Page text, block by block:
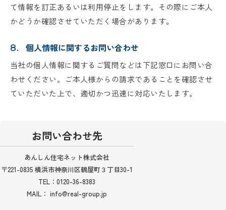
て情報を訂正あるいは利用停止をします。その際にご本人
かどうか確認させていただく場合があります。
8. 個人情報に関するお問い合わせ
当社の個人情報に関するご質問などは下記窓口にお問い合
わせください。ご本人様からの請求であることを確認させ
ていただいた上で、適切かつ迅速に対応いたします。
お問い合わせ先
あんしん住宅ネット株式会社
〒221-0835 横浜市神奈川区鶴屋町３丁目30-1
TEL：0120-36-8383
MAIL： info@real-group.jp